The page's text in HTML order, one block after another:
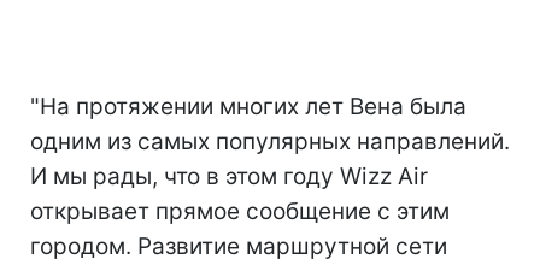
"На протяжении многих лет Вена была
одним из самых популярных направлений.
И мы рады, что в этом году Wizz Air
открывает прямое сообщение с этим
городом. Развитие маршрутной сети